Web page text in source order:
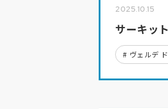
みど
2025.10.15
サーキッ
ヴェルデ